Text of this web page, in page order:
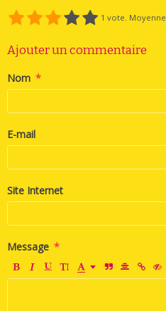
1 vote. Moyenne
Ajouter un commentaire
Nom
E-mail
Site Internet
Message